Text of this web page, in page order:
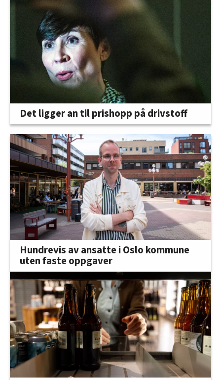
Det ligger an til prishopp på drivstoff
Hundrevis av ansatte i Oslo kommune
uten faste oppgaver